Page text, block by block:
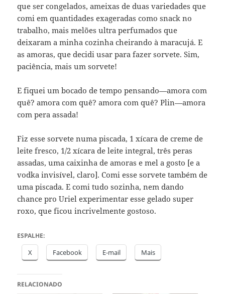
que ser congelados, ameixas de duas variedades que
comi em quantidades exageradas como snack no
trabalho, mais melões ultra perfumados que
deixaram a minha cozinha cheirando à maracujá. E
as amoras, que decidi usar para fazer sorvete. Sim,
paciência, mais um sorvete!
E fiquei um bocado de tempo pensando—amora com
quê? amora com quê? amora com quê? Plin—amora
com pera assada!
Fiz esse sorvete numa piscada, 1 xícara de creme de
leite fresco, 1/2 xícara de leite integral, três peras
assadas, uma caixinha de amoras e mel a gosto [e a
vodka invisível, claro]. Comi esse sorvete também de
uma piscada. E comi tudo sozinha, nem dando
chance pro Uriel experimentar esse gelado super
roxo, que ficou incrivelmente gostoso.
ESPALHE:
X Facebook E-mail Mais
RELACIONADO